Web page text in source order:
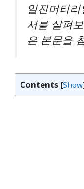
일진머티
서를 살펴
은 본문을
Contents [Show